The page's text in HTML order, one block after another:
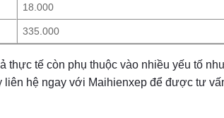
18.000
335.000
thực tế còn phụ thuộc vào nhiều yếu tố
liên hệ ngay với Maihienxep để được tư